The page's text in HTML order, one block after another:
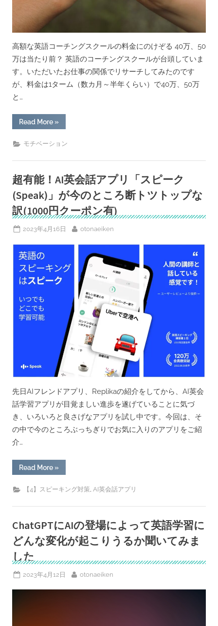
け
の
ス
メ”
高額な英語コーチングスクールの料金にのけぞる 40万、50
万は当たり前？ 英語のコーチングスクールが台頭していま
す。いただいたお仕事の関係でリサーチしてみたのです
が、料金は1ターム（数カ月～半年くらい）で40万、50万
と…
Read More“意
志
っ
て
金
買
え
る？
ー
語
コ
チ
グ
ー
ル
の
台
»
モチベーション
超有能！AI英会話アプリ「スピーク
(Speak)」が今のところ断トツトップな
訳(1000円クーポン有)
Posted
2023年4月16日 By
otonaeiken
先日AIフレンドアプリ、Replikaの紹介をしてから、AI英会
話学習アプリが目覚ましい進歩を遂げていることに気づ
き、いろいろと良さげなアプリを試し中です。今回は、そ
の中で今のところぶっちぎりでお気に入りのアプリをご紹
介…
Read More“超
有
AI
話
プ
リ
「ス
ピ
ー
(Speak)」
今
と
»
【4】スピーキング対策 AI英会話アプリ
ChatGPTにAIの登場によって英語学習に
どんな変化が起こりうるか聞いてみま
した
Posted
2023年4月12日 By
otonaeiken